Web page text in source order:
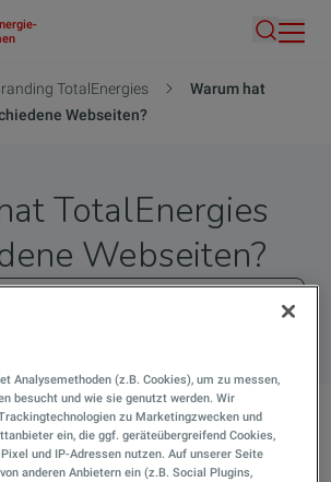
Inhalt
Suche
TotalEnergies
Warum hat
Webseiten?
TotalEnergies
Webseiten?
verschiedene Webseiten?
TotalEnergies hat mehrerer
Analysemethoden (z.B. Cookies), um zu messen,
besucht und wie sie genutzt werden. Wir
zu Marketingzwecken und
ein, die ggf. geräteübergreifend Cookies,
und IP-Adressen nutzen. Auf unserer Seite
anderen Anbietern ein (z.B. Social Plugins,